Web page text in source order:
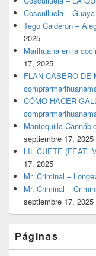
Cosculluela –
Tego Calderon –
2025
Marihuana en la
17, 2025
FLAN CASERO DE
CÓMO HACER
Mantequilla
septiembre 17, 2025
LIL CUETE (FEAT.
17, 2025
Mr. Criminal –
Mr. Criminal –
septiembre 17, 2025
Páginas